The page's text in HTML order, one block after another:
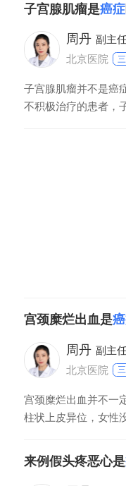
能是良性病变造成的
去医院进行子宫B超
子宫腺肌瘤是癌症
周丹 副主
北京医院
子宫腺肌瘤并不是癌
不积极治疗的患者，
宫颈糜烂出血是
周丹 副主
北京医院
宫颈糜烂出血并不一
柱状上皮异位，女性
生内移或外移，可能
样的改变。如果糜烂
来例假头疼恶心是